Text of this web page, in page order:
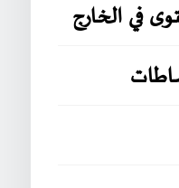
في الخارج